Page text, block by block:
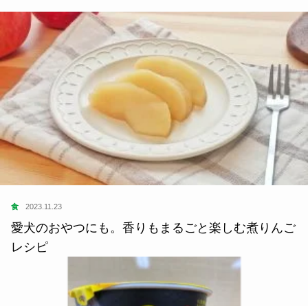
食 2023.11.23
愛犬のおやつにも。香りもまるごと楽しむ煮りんご
レシピ